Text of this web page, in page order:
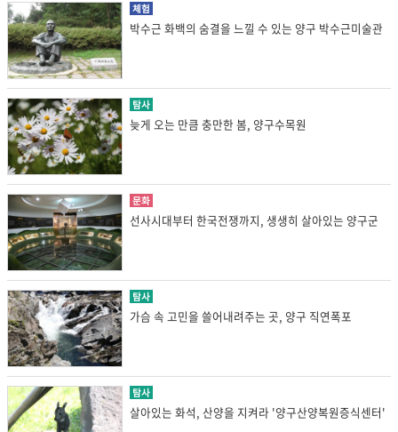
체험
박수근 화백의 숨결을 느낄 수 있는 양구 박수근미술관
탐사
늦게 오는 만큼 충만한 봄, 양구수목원
문화
선사시대부터 한국전쟁까지, 생생히 살아있는 양구군
탐사
가슴 속 고민을 쓸어내려주는 곳, 양구 직연폭포
탐사
살아있는 화석, 산양을 지켜라 '양구산양복원증식센터'